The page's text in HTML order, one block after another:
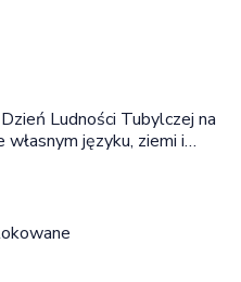
Ludności Tubylczej na
języku, ziemi i